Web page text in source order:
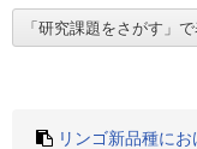
リンゴ新品種に